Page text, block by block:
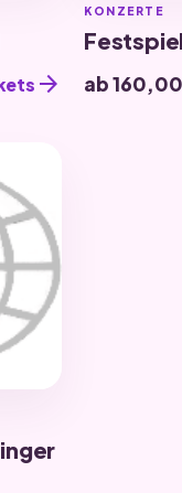
arrow_forward
KONZERTE
ab